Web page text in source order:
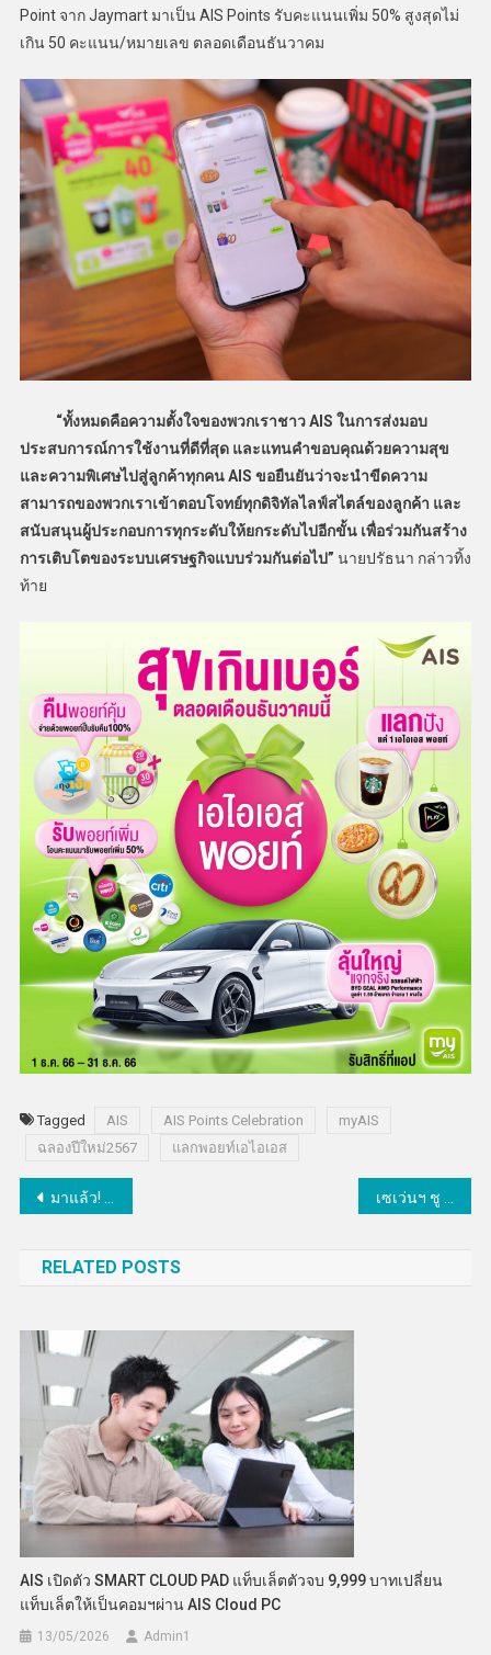
Point จาก Jaymart มาเป็น AIS Points รับคะแนนเพิ่ม 50% สูงสุดไม่
เกิน 50 คะแนน/หมายเลข ตลอดเดือนธันวาคม
“ทั้งหมดคือความตั้งใจของพวกเราชาว AIS ในการส่งมอบ
ประสบการณ์การใช้งานที่ดีที่สุด และแทนคำขอบคุณด้วยความสุข
และความพิเศษไปสู่ลูกค้าทุกคน AIS ขอยืนยันว่าจะนำขีดความ
สามารถของพวกเราเข้าตอบโจทย์ทุกดิจิทัลไลฟ์สไตล์ของลูกค้า และ
สนับสนุนผู้ประกอบการทุกระดับให้ยกระดับไปอีกขั้น เพื่อร่วมกันสร้าง
การเติบโตของระบบเศรษฐกิจแบบร่วมกันต่อไป” นายปรัธนา กล่าวทิ้ง
ท้าย
Tagged AIS AIS Points Celebration
myAIS
ฉลองปีใหม่2567
แลกพอยท์เอไอเอส
แนะแนว
มาแล้ว! แพ็คเกจของขวัญปีใหม่ 67 กรมวิทยาศาสตร์บริการมอบแก่ผู้รับบริการ
RELATED POSTS
AIS เปิดตัว SMART CLOUD PAD แท็บเล็ตตัวจบ 9,999 บาทเปลี่ยน
แท็บเล็ตให้เป็นคอมฯผ่าน AIS Cloud PC
13/05/2026 Admin​1